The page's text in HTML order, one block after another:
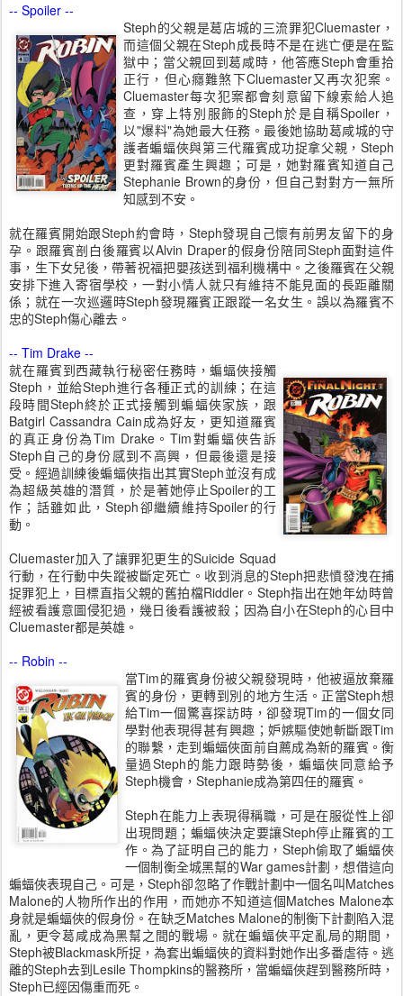
-- Spoiler --
Steph的父親是葛店城的三流罪犯Cluemaster，
而這個父親在Steph成長時不是在逃亡便是在監
獄中；當父親回到葛咸時，他答應Steph會重拾
正行，但心癮難煞下Cluemaster又再次犯案。
Cluemaster每次犯案都會刻意留下線索給人追
查，穿上特別服飾的Steph於是自稱Spoiler，
以"爆料"為她最大任務。最後她協助葛咸城的守
護者蝙蝠俠與第三代羅賓成功捉拿父親，Steph
更對羅賓產生興趣；可是，她對羅賓知道自己
Stephanie Brown的身份，但自己對對方一無所
知感到不安。
就在羅賓開始跟Steph約會時，Steph發現自己懷有前男友留下的身
孕。跟羅賓剖白後羅賓以Alvin Draper的假身份陪同Steph面對這件
事，生下女兒後，帶著祝福把嬰孩送到福利機構中。之後羅賓在父親
安排下進入寄宿學校，一對小情人就只有維持不能見面的長距離關
係；就在一次巡邏時Steph發現羅賓正跟蹤一名女生。誤以為羅賓不
忠的Steph傷心離去。
-- Tim Drake --
就在羅賓到西藏執行秘密任務時，蝙蝠俠接觸
Steph，並給Steph進行各種正式的訓練；在這
段時間Steph終於正式接觸到蝙蝠俠家族，跟
Batgirl Cassandra Cain成為好友，更知道羅賓
的真正身份為Tim Drake。Tim對蝙蝠俠告訴
Steph自己的身份感到不高興，但最後還是接
受。經過訓練後蝙蝠俠指出其實Steph並沒有成
為超級英雄的潛質，於是著她停止Spoiler的工
作；話雖如此，Steph卻繼續維持Spoiler的行
動。
Cluemaster加入了讓罪犯更生的Suicide Squad
行動，在行動中失蹤被斷定死亡。收到消息的Steph把悲憤發洩在捕
捉罪犯上，目標直指父親的舊拍檔Riddler。Steph指出在她年幼時曾
經被看護意圖侵犯過，幾日後看護被殺；因為自小在Steph的心目中
Cluemaster都是英雄。
-- Robin --
當Tim的羅賓身份被父親發現時，他被逼放棄羅
賓的身份，更轉到別的地方生活。正當Steph想
給Tim一個驚喜探訪時，卻發現Tim的一個女同
學對他表現得甚有興趣；妒嫉驅使她斬斷跟Tim
的聯繫，走到蝙蝠俠面前自薦成為新的羅賓。衡
量過Steph的能力跟時勢後，蝙蝠俠同意給予
Steph機會，Stephanie成為第四任的羅賓。
Steph在能力上表現得稱職，可是在服從性上卻
出現問題；蝙蝠俠決定要讓Steph停止羅賓的工
作。為了証明自己的能力，Steph偷取了蝙蝠俠
一個制衡全城黑幫的War games計劃，想借這向
蝙蝠俠表現自己。可是，Steph卻忽略了作戰計劃中一個名叫Matches
Malone的人物所作出的作用，而她亦不知道這個Matches Malone本
身就是蝙蝠俠的假身份。在缺乏Matches Malone的制衡下計劃陷入混
亂，更令葛咸成為黑幫之間的戰場。就在蝙蝠俠平定亂局的期間，
Steph被Blackmask所捉，為套出蝙蝠俠的資料對她作出多番虐待。逃
離的Steph去到Lesile Thompkins的醫務所，當蝙蝠俠趕到醫務所時，
Steph已經因傷重而死。